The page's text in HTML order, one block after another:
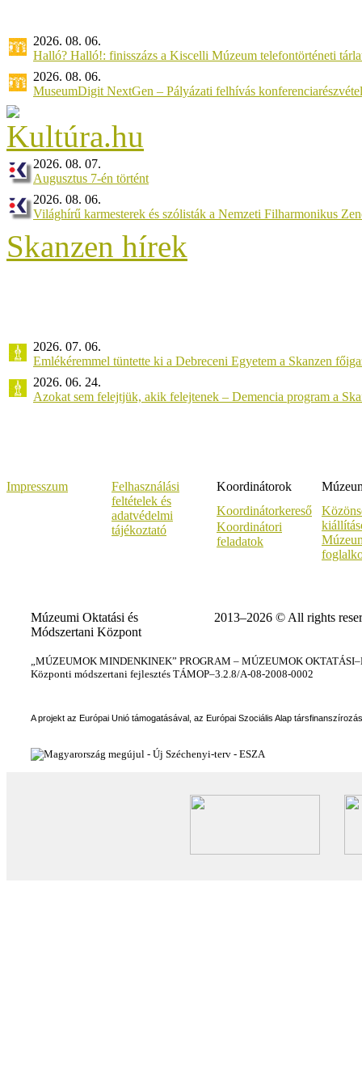
2026. 08. 06.
Halló? Halló!: finisszázs a Kiscelli Múzeum telefontörténeti
2026. 08. 06.
MuseumDigit NextGen – Pályázati felhívás
2026. 08. 07.
Augusztus 7-én történt
2026. 08. 06.
Világhírű karmesterek és szólisták a Nemzeti Filharmonikus
Skanzen hírek
2026. 07. 06.
Emlékéremmel tüntette ki a Debreceni Egyetem a Skanzen
2026. 06. 24.
Azokat sem felejtjük, akik felejtenek – Demencia program a
Impresszum
Felhasználási
feltételek és
adatvédelmi
tájékoztató
Koordinátorok
Koordinátorkereső
Koordinátori
feladatok
Múzeumi Oktatási és
Módszertani Központ
2013–2026 © All rights
„MÚZEUMOK MINDENKINEK” PROGRAM – MÚZEUMOK
Központi módszertani fejlesztés TÁMOP–3.2.8/A-08-2008-0002
A projekt az Európai Unió támogatásával, az Európai Szociális Alap